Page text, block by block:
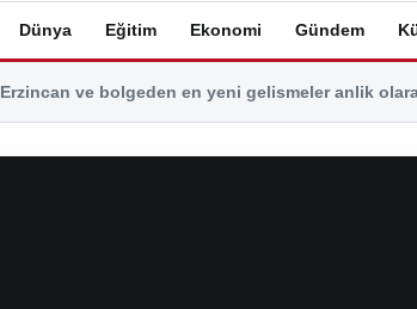
Dünya Eğitim Ekonomi Gündem
Erzincan ve bolgeden en yeni gelismeler anlik